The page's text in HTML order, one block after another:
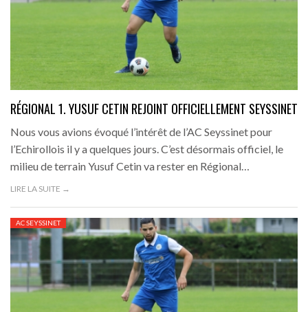
RÉGIONAL 1. YUSUF CETIN REJOINT OFFICIELLEMENT SEYSSINET
Nous vous avions évoqué l’intérêt de l’AC Seyssinet pour
l’Echirollois il y a quelques jours. C’est désormais officiel, le
milieu de terrain Yusuf Cetin va rester en Régional…
LIRE LA SUITE →
AC SEYSSINET